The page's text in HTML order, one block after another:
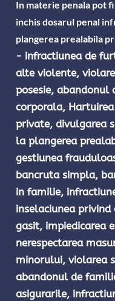
In materie penala pot
inchis dosarul penal
plangerea prealabila
- infractiunea de
alte violente,
posesie, abandonul
corporala,
private, divulgarea
la plangerea
gestiunea
bancruta simpla,
in familie,
inselaciunea
gasit, impiedicarea
nerespectarea
minorului, violarea
abandonul de
asigurarile,